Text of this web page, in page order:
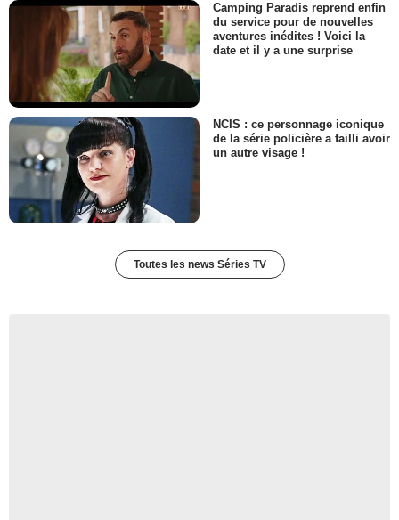
Camping Paradis reprend enfin
du service pour de nouvelles
aventures inédites ! Voici la
date et il y a une surprise
NCIS : ce personnage iconique
de la série policière a failli avoir
un autre visage !
Toutes les news Séries TV